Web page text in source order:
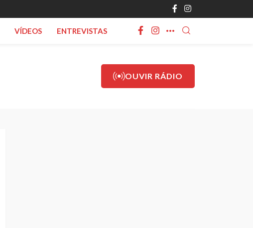
VÍDEOS ENTREVISTAS
OUVIR RÁDIO